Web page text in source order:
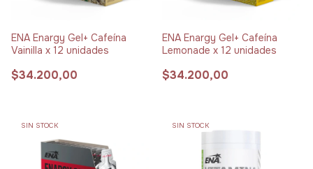
ENA Enargy Gel+ Cafeína
Vainilla x 12 unidades
$34.200,00
ENA Enargy Gel+ Cafeína
Lemonade x 12 unidades
$34.200,00
SIN STOCK SIN STOCK